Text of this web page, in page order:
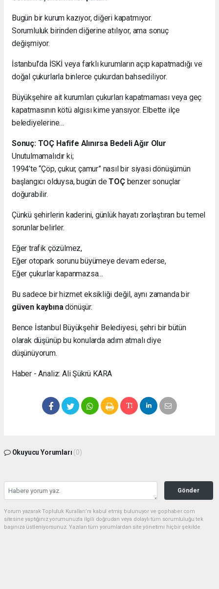
Bugün bir kurum kazıyor, diğeri kapatmıyor.
Sorumluluk birinden diğerine atılıyor, ama sonuç
değişmiyor.
İstanbul’da İSKİ veya farklı kurumların açıp kapatmadığı ve
doğal çukurlarla binlerce çukurdan bahsediliyor.
Büyükşehire ait kurumları çukurları kapatmaması veya geç
kapatmasının kötü algısı kime yansıyor. Elbette ilçe
belediyelerine…
Sonuç: TOÇ Hafife Alınırsa Bedeli Ağır Olur
Unutulmamalıdır ki;
1994’te “Çöp, çukur, çamur” nasıl bir siyasi dönüşümün
başlangıcı olduysa, bugün deTOÇbenzer sonuçlar
doğurabilir.
Çünkü şehirlerin kaderini, günlük hayatı zorlaştıran bu temel
sorunlar belirler.
Eğer trafik çözülmez,
Eğer otopark sorunu büyümeye devam ederse,
Eğer çukurlar kapanmazsa…
Bu sadece bir hizmet eksikliği değil, aynı zamanda bir
güven kaybınadönüşür.
Bence İstanbul Büyükşehir Belediyesi, şehri bir bütün
olarak düşünüp bu konularda adım atmalı diye
düşünüyorum.
Haber - Analiz: Ali Şükrü KARA
Okuyucu Yorumları (0)
Gönder
Yorum yazarak Topluluk Kuralları’nı kabul etmiş bulunuyor ve gophaber.com
sitesine yaptığınız yorumunuzla ilgili doğrudan veya dolaylı tüm sorumluluğu tek
başınıza üstleniyorsunuz. Yazılan tüm yorumlardan site yönetimi hiçbir şekilde